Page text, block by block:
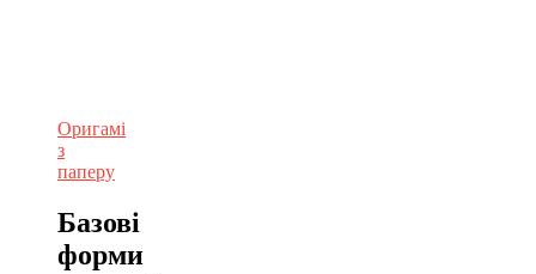
Оригамі
з
паперу
Базові
форми